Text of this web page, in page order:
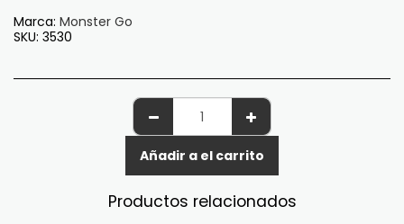
Marca: Monster Go
SKU: 3530
Añadir a el carrito
Productos relacionados